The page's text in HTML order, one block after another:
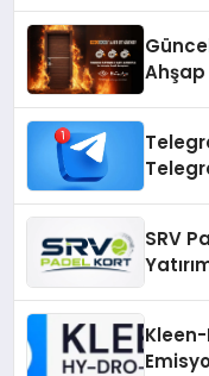
Ahşap
SRV
Kleen-